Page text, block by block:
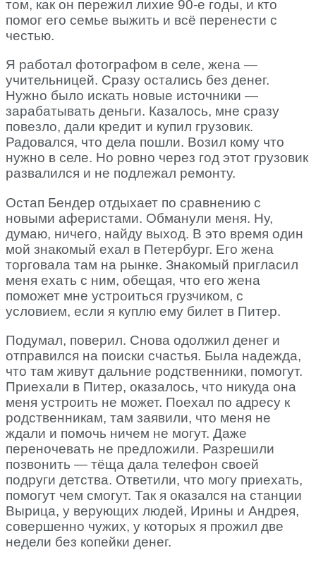
том, как он пережил лихие 90-е годы, и кто
помог его семье выжить и всё перенести с
честью.
Я работал фотографом в селе, жена —
учительницей. Сразу остались без денег.
Нужно было искать новые источники —
зарабатывать деньги. Казалось, мне сразу
повезло, дали кредит и купил грузовик.
Радовался, что дела пошли. Возил кому что
нужно в селе. Но ровно через год этот грузовик
развалился и не подлежал ремонту.
Остап Бендер отдыхает по сравнению с
новыми аферистами. Обманули меня. Ну,
думаю, ничего, найду выход. В это время один
мой знакомый ехал в Петербург. Его жена
торговала там на рынке. Знакомый пригласил
меня ехать с ним, обещая, что его жена
поможет мне устроиться грузчиком, с
условием, если я куплю ему билет в Питер.
Подумал, поверил. Снова одолжил денег и
отправился на поиски счастья. Была надежда,
что там живут дальние родственники, помогут.
Приехали в Питер, оказалось, что никуда она
меня устроить не может. Поехал по адресу к
родственникам, там заявили, что меня не
ждали и помочь ничем не могут. Даже
переночевать не предложили. Разрешили
позвонить — тёща дала телефон своей
подруги детства. Ответили, что могу приехать,
помогут чем смогут. Так я оказался на станции
Вырица, у верующих людей, Ирины и Андрея,
совершенно чужих, у которых я прожил две
недели без копейки денег.